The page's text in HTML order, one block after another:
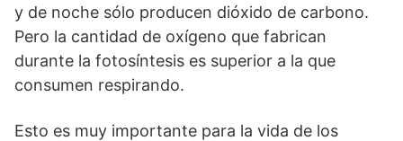
y de noche sólo producen dióxido de carbono.
Pero la cantidad de oxígeno que fabrican
durante la fotosíntesis es superior a la que
consumen respirando.
Esto es muy importante para la vida de los